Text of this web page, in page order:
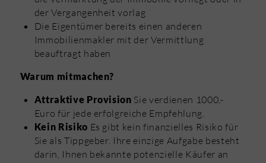
der Vergangenheit vorlag
Die Eigentümer bereits einen anderen
Immobilienmakler mit der Vermittlung
beauftragt haben
Warum mitmachen?
Attraktive Provision Sie verdienen 1000,-
Euro für jede erfolgreiche Empfehlung.
Kein Risiko Es gibt kein finanzielles Risiko für
Sie als Tippgeber. Ihre einzige Aufgabe besteht
darin, Ihnen bekannte potenzielle Käufer an